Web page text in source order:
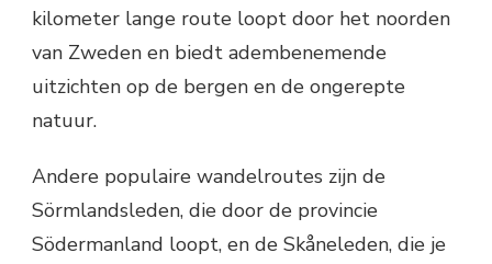
kilometer lange route loopt door het noorden
van Zweden en biedt adembenemende
uitzichten op de bergen en de ongerepte
natuur.
Andere populaire wandelroutes zijn de
Sörmlandsleden, die door de provincie
Södermanland loopt, en de Skåneleden, die je